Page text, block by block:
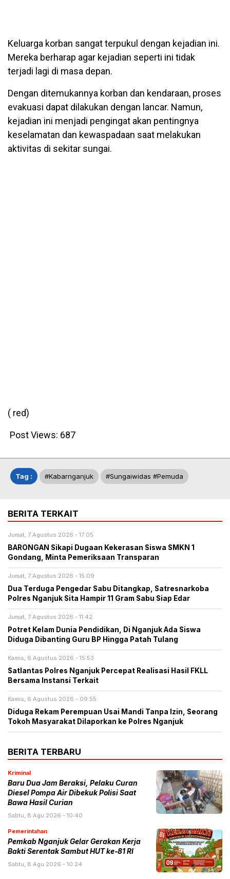
Keluarga korban sangat terpukul dengan kejadian ini.
Mereka berharap agar kejadian seperti ini tidak
terjadi lagi di masa depan.
Dengan ditemukannya korban dan kendaraan, proses
evakuasi dapat dilakukan dengan lancar. Namun,
kejadian ini menjadi pengingat akan pentingnya
keselamatan dan kewaspadaan saat melakukan
aktivitas di sekitar sungai.
( red)
Post Views: 687
Tag : #kabarnganjuk #sungaiwidas #pemuda
BERITA TERKAIT
Jumat, 7 Agustus 2026 - 17:05
BARONGAN Sikapi Dugaan Kekerasan Siswa SMKN 1
Gondang, Minta Pemeriksaan Transparan
Jumat, 7 Agustus 2026 - 15:09
Dua Terduga Pengedar Sabu Ditangkap, Satresnarkoba
Polres Nganjuk Sita Hampir 11 Gram Sabu Siap Edar
Jumat, 7 Agustus 2026 - 11:42
Potret Kelam Dunia Pendidikan, Di Nganjuk Ada Siswa
Diduga Dibanting Guru BP Hingga Patah Tulang
Kamis, 6 Agustus 2026 - 15:53
Satlantas Polres Nganjuk Percepat Realisasi Hasil FKLL
Bersama Instansi Terkait
Kamis, 6 Agustus 2026 - 09:55
Diduga Rekam Perempuan Usai Mandi Tanpa Izin, Seorang
Tokoh Masyarakat Dilaporkan ke Polres Nganjuk
BERITA TERBARU
Kriminal
Baru Dua Jam Beraksi, Pelaku Curan
Diesel Pompa Air Dibekuk Polisi Saat
Bawa Hasil Curian
Sabtu, 8 Agu 2026 - 10:40
Pemerintahan
Pemkab Nganjuk Gelar Gerakan Kerja
Bakti Serentak Sambut HUT ke-81 RI
Sabtu, 8 Agu 2026 - 10:24